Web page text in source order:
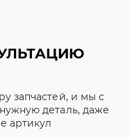
запчастей, и мы с
деталь, даже
артикул